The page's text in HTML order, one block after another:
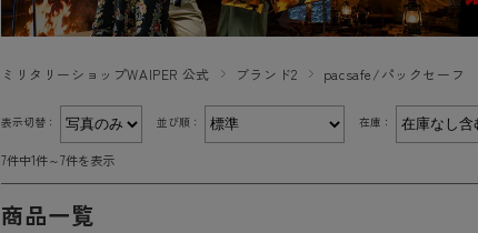
ミリタリーショップWAIPER 公式 ブランド2 pacsafe/パックセーフ
表示切替： 並び順： 在庫：
7件中1件～7件を表示
商品一覧